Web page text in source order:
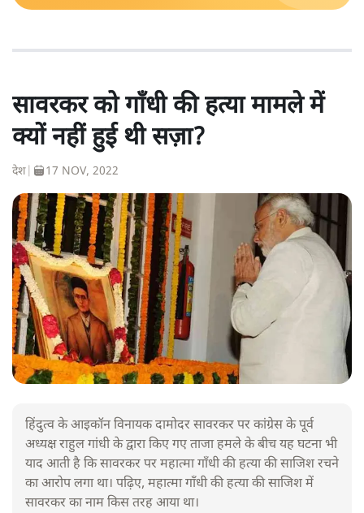
सावरकर को गाँधी की हत्या मामले में
क्यों नहीं हुई थी सज़ा?
देश 17 NOV, 2022
हिंदुत्व के आइकॉन विनायक दामोदर सावरकर पर कांग्रेस के पूर्व
अध्यक्ष राहुल गांधी के द्वारा किए गए ताजा हमले के बीच यह घटना भी
याद आती है कि सावरकर पर महात्मा गाँधी की हत्या की साजिश रचने
का आरोप लगा था। पढ़िए, महात्मा गाँधी की हत्या की साजिश में
सावरकर का नाम किस तरह आया था।